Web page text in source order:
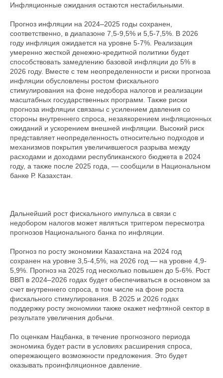
Инфляционные ожидания остаются нестабильными.
Прогноз инфляции на 2024–2025 годы сохранен,
соответственно, в диапазоне 7,5-9,5% и 5,5-7,5%. В 2026
году инфляция ожидается на уровне 5-7%. Реализация
умеренно жесткой денежно-кредитной политики будет
способствовать замедлению базовой инфляции до 5% в
2026 году. Вместе с тем неопределенности и риски прогноза
инфляции обусловлены ростом фискального
стимулирования на фоне недобора налогов и реализации
масштабных государственных программ. Также риски
прогноза инфляции связаны с усилением давления со
стороны внутреннего спроса, незаякорением инфляционных
ожиданий и ускорением внешней инфляции. Высокий риск
представляет неопределенность относительно подходов и
механизмов покрытия увеличившегося разрыва между
расходами и доходами республиканского бюджета в 2024
году, а также после 2025 года, — сообщили в Национальном
банке Р. Казахстан.
Дальнейший рост фискального импульса в связи с
недобором налогов может являться триггером пересмотра
прогнозов Национального банка по инфляции.
Прогноз по росту экономики Казахстана на 2024 год
сохранен на уровне 3,5-4,5%, на 2026 год — на уровне 4,9-
5,9%. Прогноз на 2025 год несколько повышен до 5-6%. Рост
ВВП в 2024–2026 годах будет обеспечиваться в основном за
счет внутреннего спроса, в том числе на фоне роста
фискального стимулирования. В 2025 и 2026 годах
поддержку росту экономики также окажет нефтяной сектор в
результате увеличения добычи.
По оценкам Нацбанка, в течение прогнозного периода
экономика будет расти в условиях расширения спроса,
опережающего возможности предложения. Это будет
оказывать проинфляционное давление.